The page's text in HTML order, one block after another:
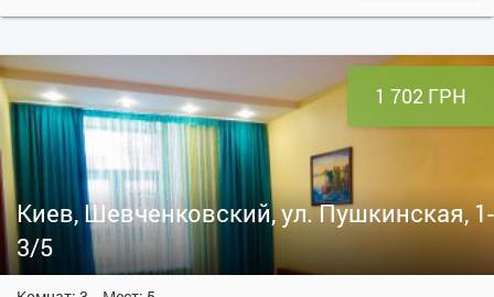
1 702 ГРН
Киев, Шевченковский, ул. Пушкинская, 1-
3/5